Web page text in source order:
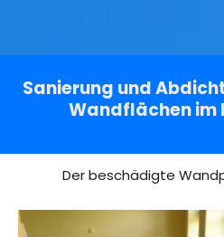
Sanierung und
Wandflächen im
Der beschädigte